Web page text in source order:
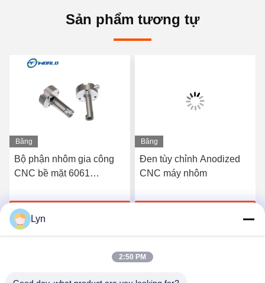
Sản phẩm tương tự
Băng
hình
Bộ phận nhôm gia công
CNC bề mặt 6061
nhanh chóng
Nói Chuyện Ngay
Băng
hình
Đen tùy chỉnh Anodized
CNC máy nhôm
Lyn
2:50 PM